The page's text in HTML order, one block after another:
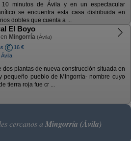
minutos de Ávila y en un espectacular
se encuentra esta casa distribuida en
dobles que cuenta a ...
El Boyo
Mingorría (Ávila)
16 €
dos plantas de nueva construcción situada en
pequeño pueblo de Mingorría- nombre cuyo
tierra roja fue cr ...
cercanos a Mingorría (Ávila)